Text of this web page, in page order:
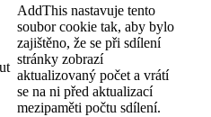
AddThis nastavuje tento
soubor cookie tak, aby bylo
zajištěno, že se při sdílení
stránky zobrazí
aktualizovaný počet a vrátí
se na ni před aktualizací
mezipaměti počtu sdílení.